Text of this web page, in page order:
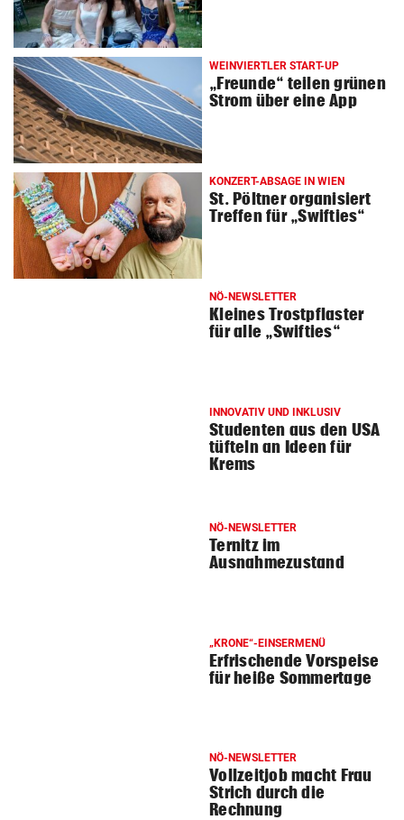
WEINVIERTLER START-UP
„Freunde“ teilen grünen
Strom über eine App
KONZERT-ABSAGE IN WIEN
St. Pöltner organisiert
Treffen für „Swifties“
NÖ-NEWSLETTER
Kleines Trostpflaster
für alle „Swifties“
INNOVATIV UND INKLUSIV
Studenten aus den USA
tüfteln an Ideen für
Krems
NÖ-NEWSLETTER
Ternitz im
Ausnahmezustand
„KRONE“-EINSERMENÜ
Erfrischende Vorspeise
für heiße Sommertage
NÖ-NEWSLETTER
Vollzeitjob macht Frau
Strich durch die
Rechnung